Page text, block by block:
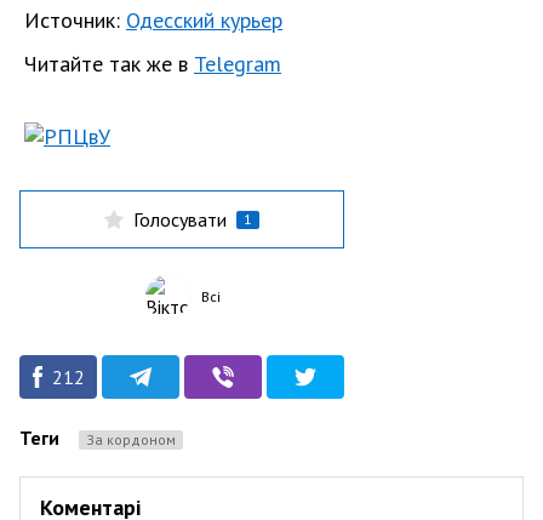
Источник: Одесский курьер
Читайте так же в Telegram
Голосувати 1
Всі
212
Теги За кордоном
Коментарі